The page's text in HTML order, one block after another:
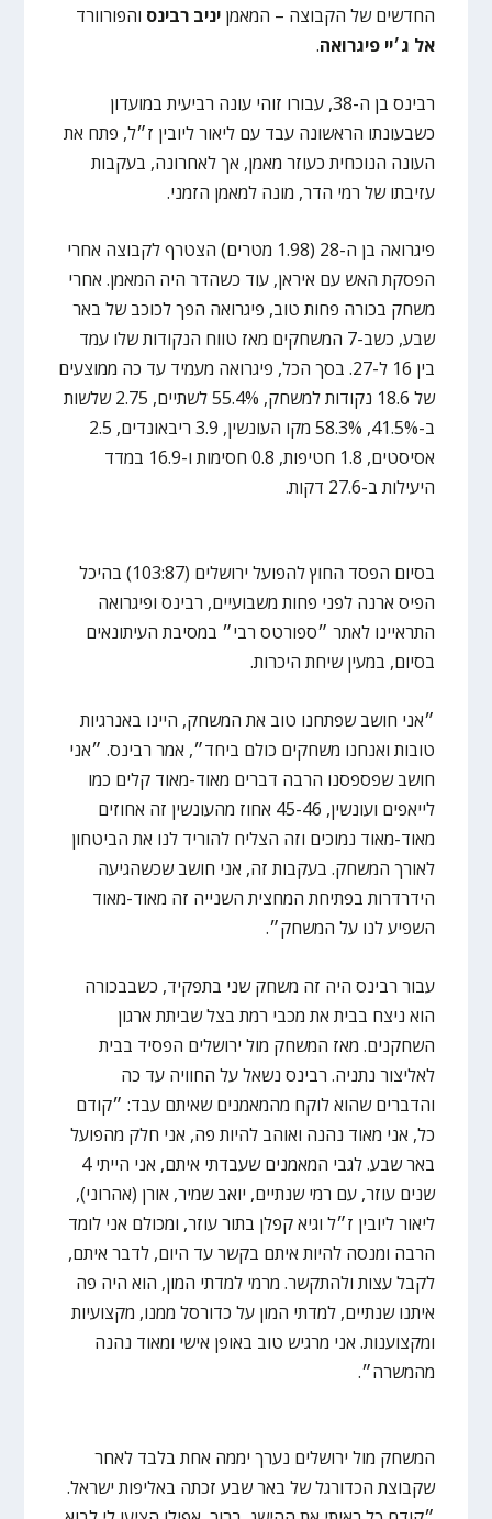
החדשים של הקבוצה – המאמןיניב רבינס והפורוורד
אל ג׳יי פיגרואה.
רבינס בן ה-38, עבורו זוהי עונה רביעית במועדון
כשבעונתו הראשונה עבד עם ליאור ליובין ז״ל, פתח את
העונה הנוכחית כעוזר מאמן, אך לאחרונה, בעקבות
עזיבתו של רמי הדר, מונה למאמן הזמני.
פיגרואה בן ה-28 (1.98 מטרים) הצטרף לקבוצה אחרי
הפסקת האש עם איראן, עוד כשהדר היה המאמן. אחרי
משחק בכורה פחות טוב, פיגרואה הפך לכוכב של באר
שבע, כשב-7 המשחקים מאז טווח הנקודות שלו עמד
בין 16 ל-27. בסך הכל, פיגרואה מעמיד עד כה ממוצעים
של 18.6 נקודות למשחק, 55.4% לשתיים, 2.75 שלשות
ב-41.5%, 58.3% מקו העונשין, 3.9 ריבאונדים, 2.5
אסיסטים, 1.8 חטיפות, 0.8 חסימות ו-16.9 במדד
היעילות ב-27.6 דקות.
בסיום הפסד החוץ להפועל ירושלים (103:87) בהיכל
הפיס ארנה לפני פחות משבועיים, רבינס ופיגרואה
התראיינו לאתר ״ספורטס רבי״ במסיבת העיתונאים
בסיום, במעין שיחת היכרות.
״אני חושב שפתחנו טוב את המשחק, היינו באנרגיות
טובות ואנחנו משחקים כולם ביחד״, אמר רבינס. ״אני
חושב שפספסנו הרבה דברים מאוד-מאוד קלים כמו
לייאפים ועונשין, 45-46 אחוז מהעונשין זה אחוזים
מאוד-מאוד נמוכים וזה הצליח להוריד לנו את הביטחון
לאורך המשחק. בעקבות זה, אני חושב שכשהגיעה
הידרדרות בפתיחת המחצית השנייה זה מאוד-מאוד
השפיע לנו על המשחק״.
עבור רבינס היה זה משחק שני בתפקיד, כשבבכורה
הוא ניצח בבית את מכבי רמת בצל שביתת ארגון
השחקנים. מאז המשחק מול ירושלים הפסיד בבית
לאליצור נתניה. רבינס נשאל על החוויה עד כה
והדברים שהוא לוקח מהמאמנים שאיתם עבד: ״קודם
כל, אני מאוד נהנה ואוהב להיות פה, אני חלק מהפועל
באר שבע. לגבי המאמנים שעבדתי איתם, אני הייתי 4
שנים עוזר, עם רמי שנתיים, יואב שמיר, אורן (אהרוני),
ליאור ליובין ז״ל וגיא קפלן בתור עוזר, ומכולם אני לומד
הרבה ומנסה להיות איתם בקשר עד היום, לדבר איתם,
לקבל עצות ולהתקשר. מרמי למדתי המון, הוא היה פה
איתנו שנתיים, למדתי המון על כדורסל ממנו, מקצועיות
ומקצוענות. אני מרגיש טוב באופן אישי ומאוד נהנה
מהמשרה״.
המשחק מול ירושלים נערך יממה אחת בלבד לאחר
שקבוצת הכדורגל של באר שבע זכתה באליפות ישראל.